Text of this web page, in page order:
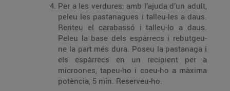
Per a les verdures: amb l’ajuda d’un adult,
peleu les pastanagues i talleu-les a daus.
Renteu el carabassó i talleu-lo a daus.
Peleu la base dels espàrrecs i rebutgeu-
ne la part més dura. Poseu la pastanaga i
els espàrrecs en un recipient per a
microones, tapeu-ho i coeu-ho a màxima
potència, 5 min. Reserveu-ho.